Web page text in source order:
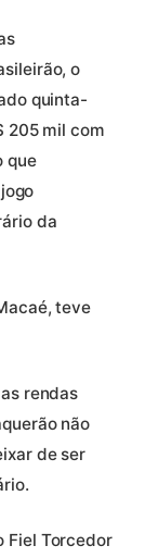
o
quinta-
205 mil com
que
da
teve
rendas
não
de ser
Fiel Torcedor